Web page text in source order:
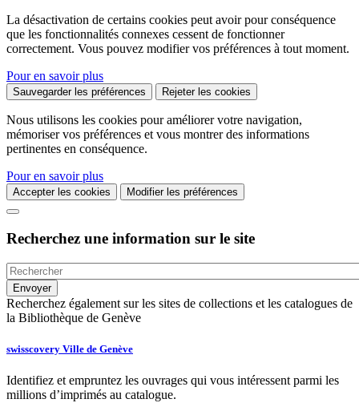
La désactivation de certains cookies peut avoir pour conséquence
que les fonctionnalités connexes cessent de fonctionner
correctement. Vous pouvez modifier vos préférences à tout moment.
Pour en savoir plus
Sauvegarder les préférences Rejeter les cookies
Nous utilisons les cookies pour améliorer votre navigation,
mémoriser vos préférences et vous montrer des informations
pertinentes en conséquence.
Pour en savoir plus
Accepter les cookies Modifier les préférences
Recherchez une information sur le site
Recherchez également sur les sites de collections et les catalogues de
la Bibliothèque de Genève
swisscovery Ville de Genève
Identifiez et empruntez les ouvrages qui vous intéressent parmi les
millions d’imprimés au catalogue.